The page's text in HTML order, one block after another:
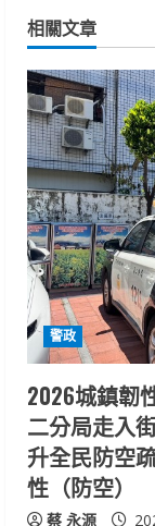
n
u
e
R
e
a
d
i
n
g
相關文章
警政
2026城鎮韌
二分局走入
升全民防空
性（防空）
蔡 永源